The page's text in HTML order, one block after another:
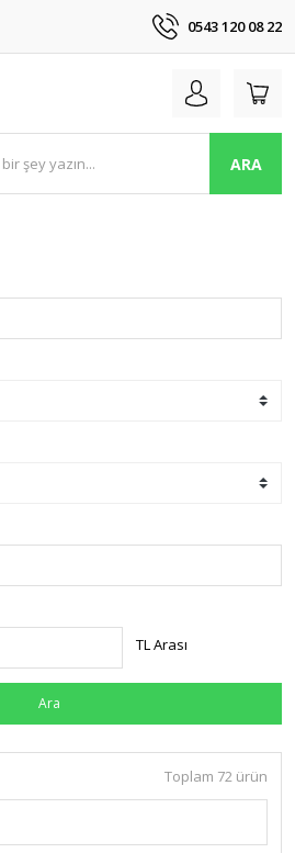
0543 120 08 22
ARA
TL Arası
Ara
Toplam 72 ürün